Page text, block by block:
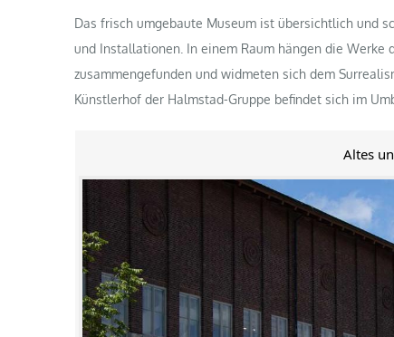
Das frisch umgebaute Museum ist übersichtlich und
und Installationen. In einem Raum hängen die Werke
zusammengefunden und widmeten sich dem
Künstlerhof der Halmstad-Gruppe befindet sich im
Altes